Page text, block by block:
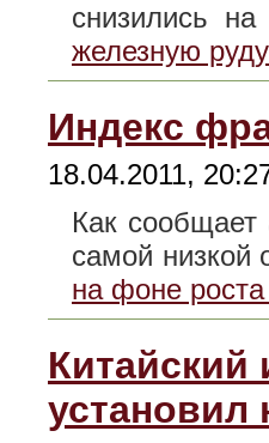
снизились
железную
Индекс
18.04.2011,
Как сообщает
самой низкой
на фоне роста
Китайский
установил